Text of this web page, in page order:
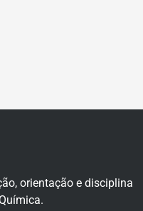
orientação e disciplina